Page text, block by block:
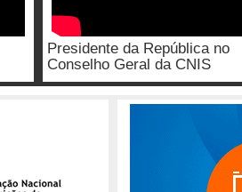
Presidente da República no
Conselho Geral da CNIS